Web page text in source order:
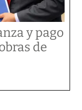
y pago
de